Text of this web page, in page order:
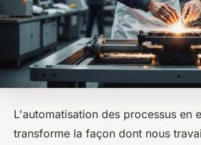
L'automatisation des processus en
transforme la façon dont nous